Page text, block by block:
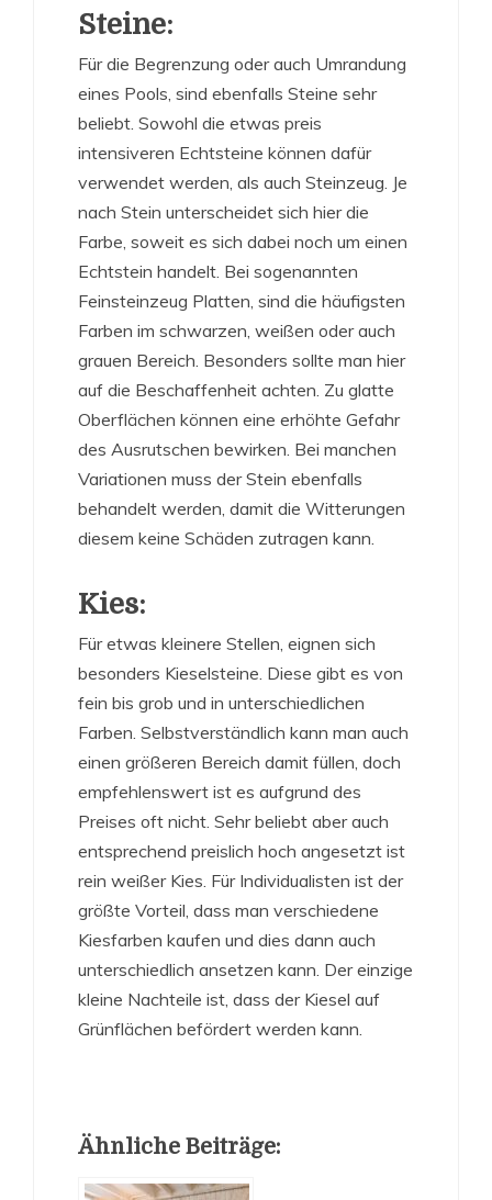
Steine:
Für die Begrenzung oder auch Umrandung
eines Pools, sind ebenfalls Steine sehr
beliebt. Sowohl die etwas preis
intensiveren Echtsteine können dafür
verwendet werden, als auch Steinzeug. Je
nach Stein unterscheidet sich hier die
Farbe, soweit es sich dabei noch um einen
Echtstein handelt. Bei sogenannten
Feinsteinzeug Platten, sind die häufigsten
Farben im schwarzen, weißen oder auch
grauen Bereich. Besonders sollte man hier
auf die Beschaffenheit achten. Zu glatte
Oberflächen können eine erhöhte Gefahr
des Ausrutschen bewirken. Bei manchen
Variationen muss der Stein ebenfalls
behandelt werden, damit die Witterungen
diesem keine Schäden zutragen kann.
Kies:
Für etwas kleinere Stellen, eignen sich
besonders Kieselsteine. Diese gibt es von
fein bis grob und in unterschiedlichen
Farben. Selbstverständlich kann man auch
einen größeren Bereich damit füllen, doch
empfehlenswert ist es aufgrund des
Preises oft nicht. Sehr beliebt aber auch
entsprechend preislich hoch angesetzt ist
rein weißer Kies. Für Individualisten ist der
größte Vorteil, dass man verschiedene
Kiesfarben kaufen und dies dann auch
unterschiedlich ansetzen kann. Der einzige
kleine Nachteile ist, dass der Kiesel auf
Grünflächen befördert werden kann.
Ähnliche Beiträge: